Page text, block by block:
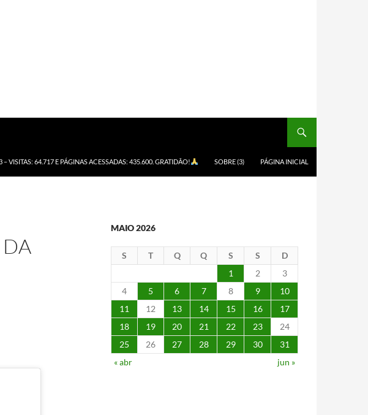
VISITAS: 64.717 E PÁGINAS ACESSADAS: 435.600. GRATIDÃO! SOBRE (3) PÁGINA INICIAL
MAIO 2026
S T Q Q S S
D
1
2
3
4
5 6 7 8 9
10
11
12 13 14 15 16
17
18
19 20 21 22 23
24
25
26 27 28 29 30
31
« abr
jun »